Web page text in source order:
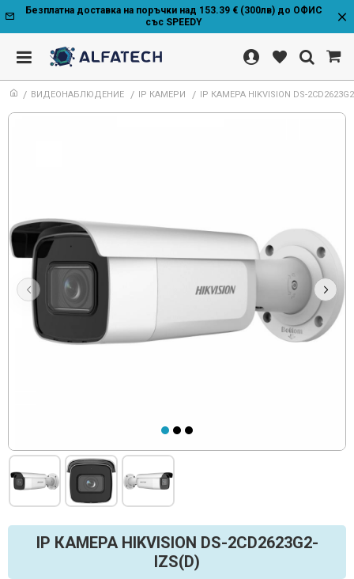
Безплатна доставка на поръчки над 153.39 € (300лв) до ОФИС
със SPEEDY
ВИДЕОНАБЛЮДЕНИЕ IP КАМЕРИ IP КАМЕРА HIKVISION DS-
IP КАМЕРА HIKVISION DS-2CD2623G2-
IZS(D)